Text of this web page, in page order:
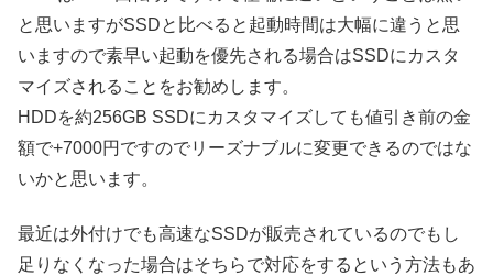
と思いますがSSDと比べると起動時間は大幅に違うと思
いますので素早い起動を優先される場合はSSDにカスタ
マイズされることをお勧めします。
HDDを約256GB SSDにカスタマイズしても値引き前の金
額で+7000円ですのでリーズナブルに変更できるのではな
いかと思います。
最近は外付けでも高速なSSDが販売されているのでもし
足りなくなった場合はそちらで対応をするという方法もあ